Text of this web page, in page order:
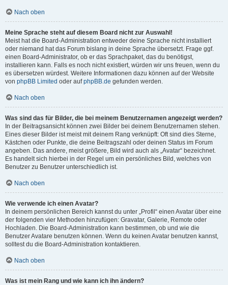
Nach oben
Meine Sprache steht auf diesem Board nicht zur Auswahl!
Meist hat die Board-Administration entweder deine Sprache nicht installiert
oder niemand hat das Forum bislang in deine Sprache übersetzt. Frage ggf.
einen Board-Administrator, ob er das Sprachpaket, das du benötigst,
installieren kann. Falls es noch nicht existiert, würden wir uns freuen, wenn du
es übersetzen würdest. Weitere Informationen dazu können auf der Website
von phpBB Limited oder aufphpBB.de gefunden werden.
Nach oben
Was sind das für Bilder, die bei meinem Benutzernamen angezeigt werden?
In der Beitragsansicht können zwei Bilder bei deinem Benutzernamen stehen.
Eines dieser Bilder ist meist mit deinem Rang verknüpft: Oft sind dies Sterne,
Kästchen oder Punkte, die deine Beitragszahl oder deinen Status im Forum
angeben. Das andere, meist größere, Bild wird auch als „Avatar“ bezeichnet.
Es handelt sich hierbei in der Regel um ein persönliches Bild, welches von
Benutzer zu Benutzer unterschiedlich ist.
Nach oben
Wie verwende ich einen Avatar?
In deinem persönlichen Bereich kannst du unter „Profil“ einen Avatar über eine
der folgenden vier Methoden hinzufügen: Gravatar, Galerie, Remote oder
Hochladen. Die Board-Administration kann bestimmen, ob und wie die
Benutzer Avatare benutzen können. Wenn du keinen Avatar benutzen kannst,
solltest du die Board-Administration kontaktieren.
Nach oben
Was ist mein Rang und wie kann ich ihn ändern?